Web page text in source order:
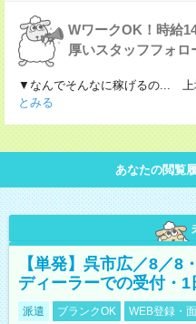
WワークOK！時給
厚いスタッフフォロ
▼なんでそんなに稼げるの... 上
とみる
あなたの閲覧
【単発】呉市広／8／8
ディーラーでの受付・1
派遣 ブランクOK WEB登録・